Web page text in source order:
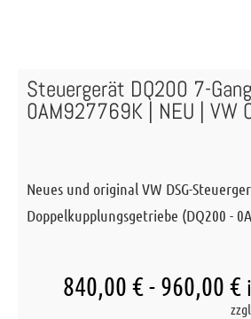
Steuergerät DQ200 7-
0AM927769K | NEU | VW
Neues und original VW DSG-
Doppelkupplungsgetriebe (DQ200 -
840,00€-960,00€